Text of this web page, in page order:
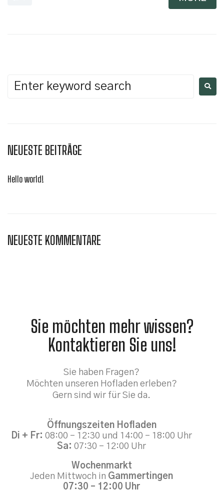
NEUESTE BEITRÄGE
Hello world!
NEUESTE KOMMENTARE
Sie möchten mehr wissen?
Kontaktieren Sie uns!
Sie haben Fragen?
Möchten unseren Hofladen erleben?
Gern sind wir für Sie da.
Öffnungszeiten Hofladen
Di + Fr: 08:00 – 12:30 und 14:00 – 18:00 Uhr
Sa: 07:30 – 12:00 Uhr
Wochenmarkt
Jeden Mittwoch in Gammertingen
07:30 – 12:00 Uhr